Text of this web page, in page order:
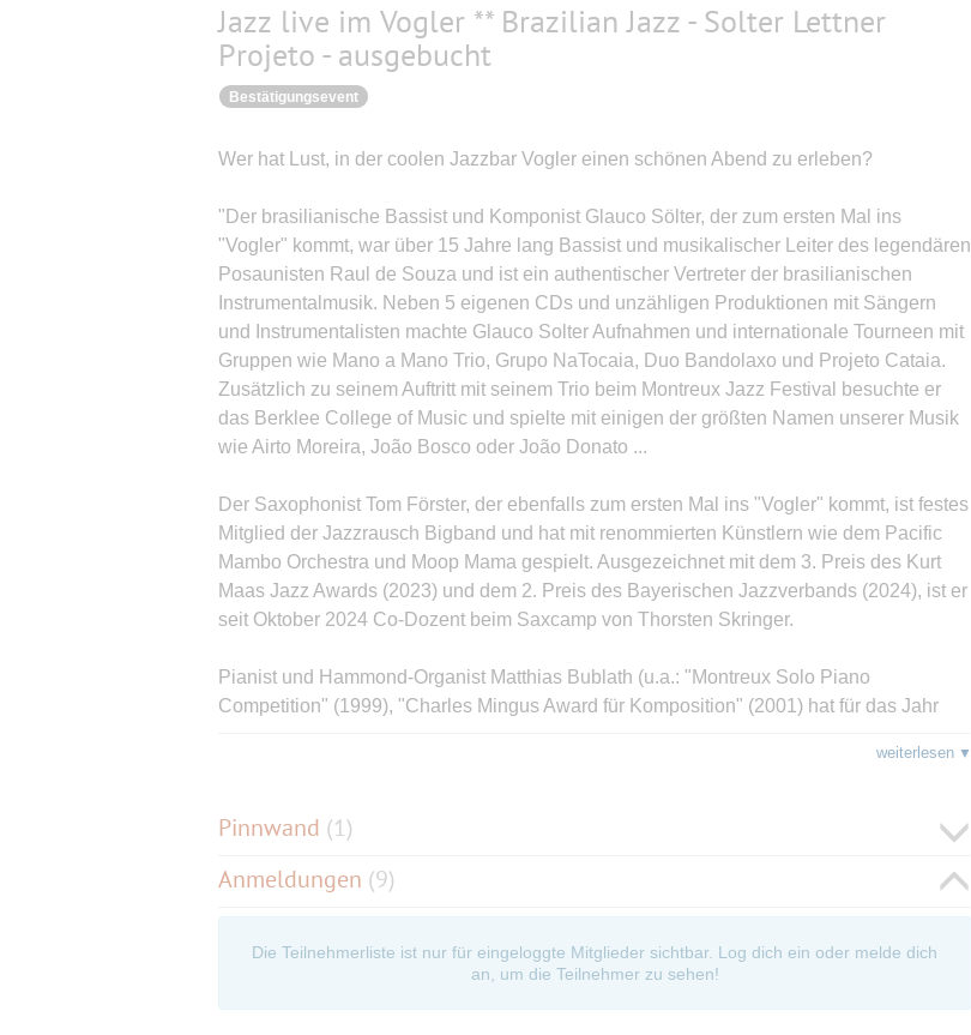
Jazz live im Vogler ** Brazilian Jazz - Solter Lettner
Projeto - ausgebucht
Bestätigungsevent
Wer hat Lust, in der coolen Jazzbar Vogler einen schönen Abend zu erleben?
"Der brasilianische Bassist und Komponist Glauco Sölter, der zum ersten Mal ins
"Vogler" kommt, war über 15 Jahre lang Bassist und musikalischer Leiter des legendären
Posaunisten Raul de Souza und ist ein authentischer Vertreter der brasilianischen
Instrumentalmusik. Neben 5 eigenen CDs und unzähligen Produktionen mit Sängern
und Instrumentalisten machte Glauco Solter Aufnahmen und internationale Tourneen mit
Gruppen wie Mano a Mano Trio, Grupo NaTocaia, Duo Bandolaxo und Projeto Cataia.
Zusätzlich zu seinem Auftritt mit seinem Trio beim Montreux Jazz Festival besuchte er
das Berklee College of Music und spielte mit einigen der größten Namen unserer Musik
wie Airto Moreira, João Bosco oder João Donato ...
Der Saxophonist Tom Förster, der ebenfalls zum ersten Mal ins "Vogler" kommt, ist festes
Mitglied der Jazzrausch Bigband und hat mit renommierten Künstlern wie dem Pacific
Mambo Orchestra und Moop Mama gespielt. Ausgezeichnet mit dem 3. Preis des Kurt
Maas Jazz Awards (2023) und dem 2. Preis des Bayerischen Jazzverbands (2024), ist er
seit Oktober 2024 Co-Dozent beim Saxcamp von Thorsten Skringer.
Pianist und Hammond-Organist Matthias Bublath (u.a.: "Montreux Solo Piano
Competition" (1999), "Charles Mingus Award für Komposition" (2001) hat für das Jahr
Lenny Pickett und Klaus Doldinger. Sein elftes (!) Album als Bandleader wird bei "Enja
(Süddeutsche Zeitung)
Der Schlagzeuger Christian Lettner gehört seit Jahren zu den versiertesten und
zahlreichen Formationen unterschiedlichster Genres zu hören. Er spielte unter anderem
weiterlesen
Pinnwand (1)
Anmeldungen (9)
Die Teilnehmerliste ist nur für eingeloggte Mitglieder sichtbar. Log dich ein oder melde dich
an, um die Teilnehmer zu sehen!